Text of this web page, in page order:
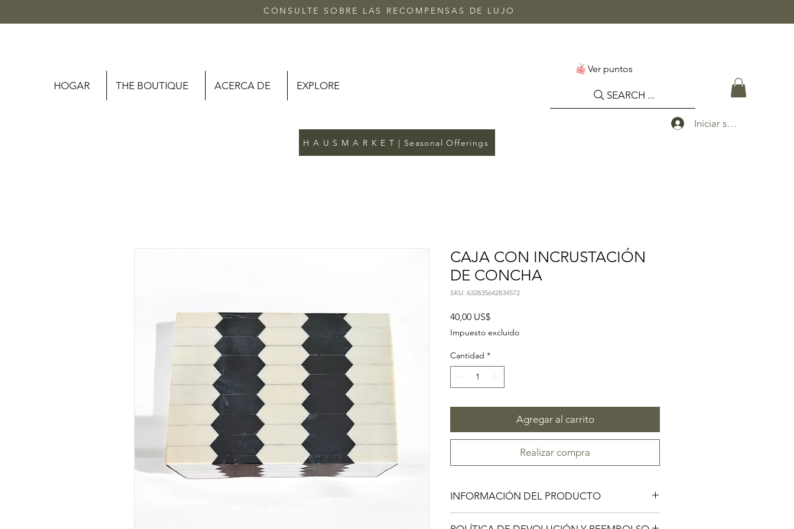
CONSULTE SOBRE LAS RECOMPENSAS DE LUJO
HOGAR THE BOUTIQUE ACERCA DE EXPLORE
Ver puntos
SEARCH ...
Iniciar sesión
H A U S M A R K E T | Seasonal Offerings
CAJA CON INCRUSTACIÓN
DE CONCHA
SKU: 632835642834572
40,00 US$Precio
Impuesto excluido
Cantidad *
Agregar al carrito
Realizar compra
INFORMACIÓN DEL PRODUCTO